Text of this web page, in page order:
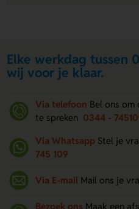
Elke werkdag tussen
wij voor je klaar.
Via telefoon Bel ons om
te spreken 0344 -
Via Whatsapp Stel je
745 109
Via E-mail Mail ons je
Bezoek ons Maak een